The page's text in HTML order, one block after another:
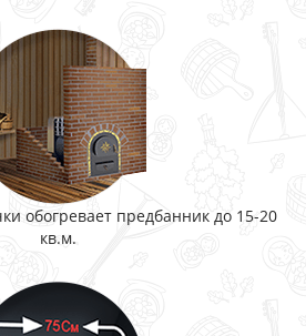
обогревает предбанник до 15-20
кв.м.